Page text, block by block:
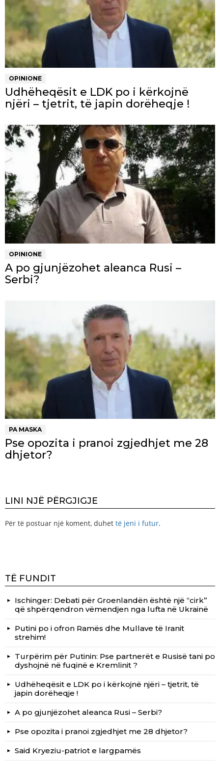
OPINIONE
Udhëheqësit e LDK po i kërkojnë
njëri – tjetrit, të japin dorëheqje !
OPINIONE
A po gjunjëzohet aleanca Rusi –
Serbi?
PA MASKA
Pse opozita i pranoi zgjedhjet me 28
dhjetor?
LINI NJË PËRGJIGJE
Për të postuar një koment, duhet të jeni i futur.
TË FUNDIT
Ischinger: Debati për Groenlandën është një “cirk”
që shpërqendron vëmendjen nga lufta në Ukrainë
Putini po i ofron Ramës dhe Mullave të Iranit
strehim!
Turpërim për Putinin: Pse partnerët e Rusisë tani po
dyshojnë në fuqinë e Kremlinit ?
Udhëheqësit e LDK po i kërkojnë njëri – tjetrit, të
japin dorëheqje !
A po gjunjëzohet aleanca Rusi – Serbi?
Pse opozita i pranoi zgjedhjet me 28 dhjetor?
Said Kryeziu-patriot e largpamës